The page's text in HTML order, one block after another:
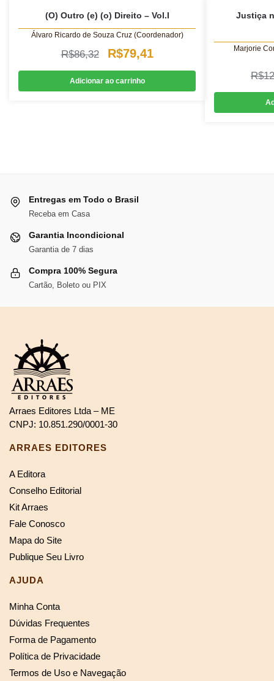
(O) Outro (e) (o) Direito – Vol.I
Álvaro Ricardo de Souza Cruz (Coordenador)
R$86,32
O
preço
original
R$79,41
preço
atual
Adicionar ao carrinho
Justiça
Marjorie
R$
Entregas em Todo o Brasil
Receba em Casa
Garantia Incondicional
Garantia de 7 dias
Compra 100% Segura
Cartão, Boleto ou PIX
Arraes Editores Ltda – ME
CNPJ: 10.851.290/0001-30
ARRAES EDITORES
A Editora
Conselho Editorial
Kit Arraes
Fale Conosco
Mapa do Site
Publique Seu Livro
AJUDA
Minha Conta
Dúvidas Frequentes
Forma de Pagamento
Política de Privacidade
Termos de Uso e Navegação